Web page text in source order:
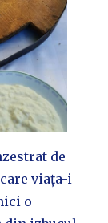
de
viața-i
o